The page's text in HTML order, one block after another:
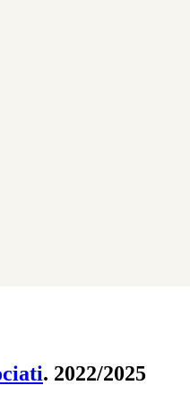
. 2022/2025